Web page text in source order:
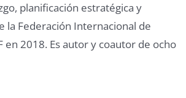
planificación estratégica y
la Federación Internacional de
en 2018. Es autor y coautor de ocho